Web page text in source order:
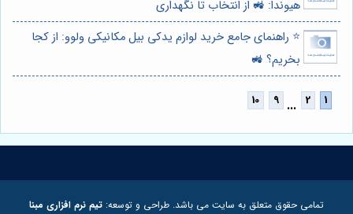
هیوندا: 🚜 از انتخاب تا نگهداری
⭐️ راهنمای جامع خرید لوازم یدکی بیل مکانیکی ولوو: از کجا
بخریم؟ 🚜
...
تمامی حقوق متعلق به سایت می باشد. طراحی و توسعه: تیم نرم افزاری مبنا